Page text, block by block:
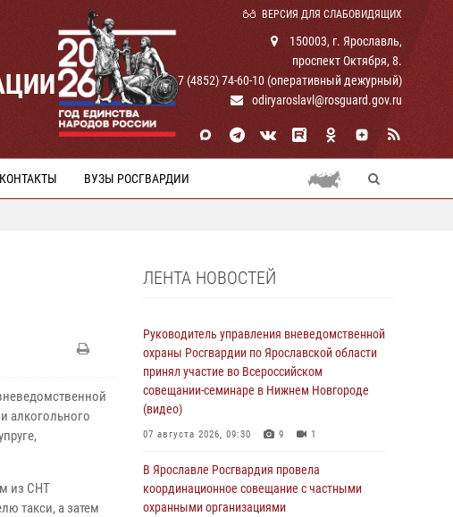
ВЕРСИЯ ДЛЯ СЛАБОВИДЯЩИХ
150003, г. Ярославль,
проспект Октября, 8.
+ 7 (4852) 74-60-10 (оперативный дежурный)
odiryaroslavl@rosguard.gov.ru
КОНТАКТЫ ВУЗЫ РОСГВАРДИИ
алкогольного
из СНТ
такси, а затем
ЛЕНТА НОВОСТЕЙ
Руководитель управления вневедомственной
охраны Росгвардии по Ярославской области
принял участие во Всероссийском
совещании-семинаре в Нижнем Новгороде
(видео)
07 августа 2026, 09:30 9 1
В Ярославле Росгвардия провела
координационное совещание с частными
охранными организациями